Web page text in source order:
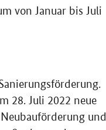
von Januar bis Juli
28. Juli 2022 neue
und